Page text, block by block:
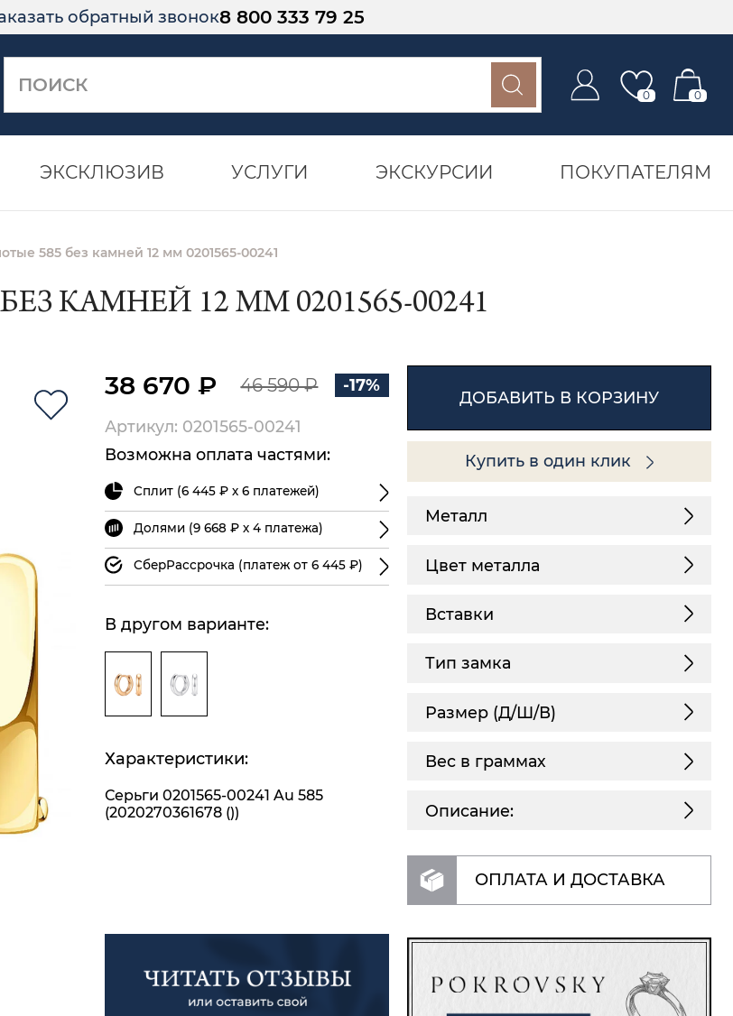
обратный звонок8 800 333 79 25
0 0
ЭКСКЛЮЗИВ УСЛУГИ ЭКСКУРСИИ ПОКУПАТЕЛЯМ
585 без камней 12 мм 0201565-00241
КАМНЕЙ 12 ММ 0201565-00241
38 670 ₽ 46 590 ₽ -17%
Артикул: 0201565-00241
Возможна оплата частями:
Сплит (6 445 ₽ х 6 платежей)
Долями (9 668 ₽ х 4 платежа)
СберРассрочка (платеж от 6 445 ₽)
В другом варианте:
Характеристики:
Серьги 0201565-00241 Au 585
(2020270361678 ())
ДОБАВИТЬ В КОРЗИНУ
Купить в один клик
Металл
Цвет металла
Вставки
Тип замка
Размер (Д/Ш/В)
Описание:
Вес в граммах
ОПЛАТА И ДОСТАВКА